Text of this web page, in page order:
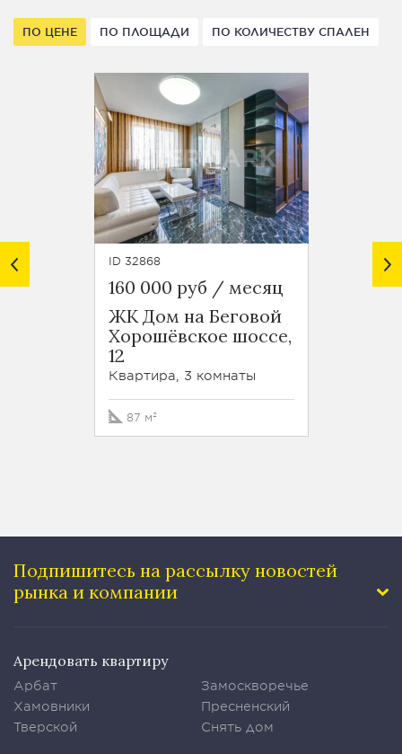
ПО ЦЕНЕ ПО ПЛОЩАДИ ПО КОЛИЧЕСТВУ СПАЛЕН
ID 32868
160 000 руб / месяц
ЖК Дом на Беговой
Хорошёвское шоссе,
12
Квартира, 3 комнаты
87 м²
ID 46564
200
Подпишитесь на рассылку новостей
рынка и компании
Арендовать квартиру
Арбат
Хамовники
Тверской
Замоскворечье
Пресненский
Снять дом